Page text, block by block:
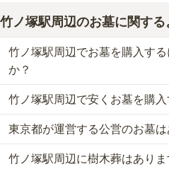
竹ノ塚駅周辺のお墓に関する
竹ノ塚駅周辺でお墓を購入す
か？
竹ノ塚駅周辺での購入費用の目安は
が約34万円、納骨堂が約31万円、
一般墓を建てる場合は、「永代使
2つが主な費用となります。
竹ノ塚駅周辺の一般墓の永代使用料
竹ノ塚駅周辺で安くお墓を購入
竹ノ塚駅周辺で一番安価なお墓は、
代供養墓で、11万円からお求めい
一般的に最も費用を抑えられるの
東京都が運営する公営のお墓は
竹ノ塚駅周辺には、公営の霊園の掲
竹ノ塚駅周辺に樹木葬はありま